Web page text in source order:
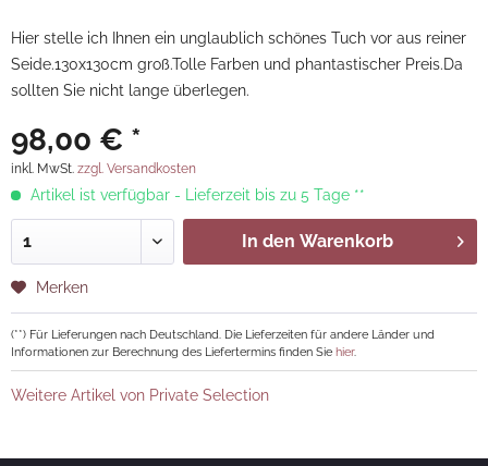
Hier stelle ich Ihnen ein unglaublich schönes Tuch vor aus reiner
Seide.130x130cm groß.Tolle Farben und phantastischer Preis.Da
sollten Sie nicht lange überlegen.
98,00 € *
inkl. MwSt. zzgl. Versandkosten
Artikel ist verfügbar - Lieferzeit bis zu 5 Tage **
In den Warenkorb
Merken
(**) Für Lieferungen nach Deutschland. Die Lieferzeiten für andere Länder und
Informationen zur Berechnung des Liefertermins finden Sie hier.
Weitere Artikel von Private Selection